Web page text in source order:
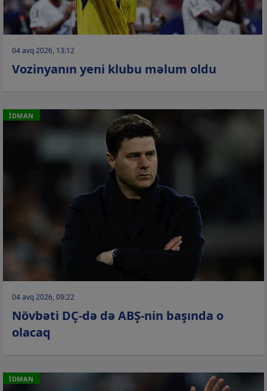
04 avq 2026, 13:12
Vozinyanın yeni klubu məlum oldu
İDMAN
04 avq 2026, 09:22
Növbəti DÇ-də də ABŞ-nin başında o
olacaq
İDMAN